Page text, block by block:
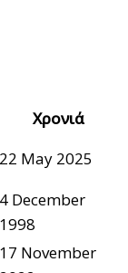
Χρονιά
22 May 2025
4 December
1998
17 November